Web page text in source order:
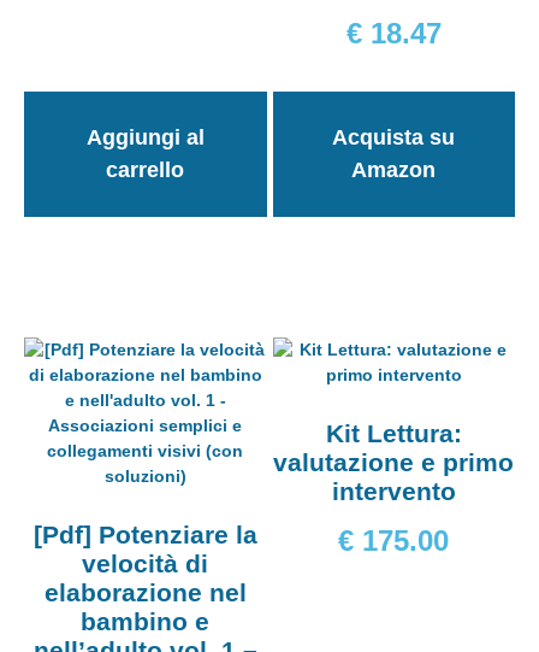
Aggiungi al
carrello
€18.47
Acquista su
Amazon
[Pdf] Potenziare la
velocità di
elaborazione nel
bambino e
Kit Lettura:
valutazione e primo
intervento
€ 175.00